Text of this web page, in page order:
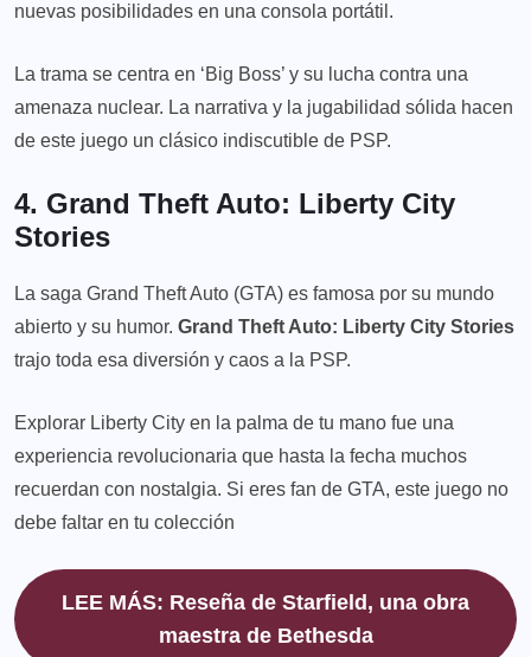
nuevas posibilidades en una consola portátil.
La trama se centra en ‘Big Boss’ y su lucha contra una
amenaza nuclear. La narrativa y la jugabilidad sólida hacen
de este juego un clásico indiscutible de PSP.
4. Grand Theft Auto: Liberty City
Stories
La saga Grand Theft Auto (GTA) es famosa por su mundo
abierto y su humor. Grand Theft Auto: Liberty City Stories
trajo toda esa diversión y caos a la PSP.
Explorar Liberty City en la palma de tu mano fue una
experiencia revolucionaria que hasta la fecha muchos
recuerdan con nostalgia. Si eres fan de GTA, este juego no
debe faltar en tu colección
LEE MÁS: Reseña de Starfield, una obra
maestra de Bethesda